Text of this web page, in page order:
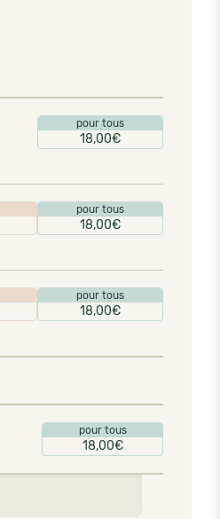
pour tous
18,00€
pour tous
18,00€
pour tous
18,00€
pour tous
18,00€